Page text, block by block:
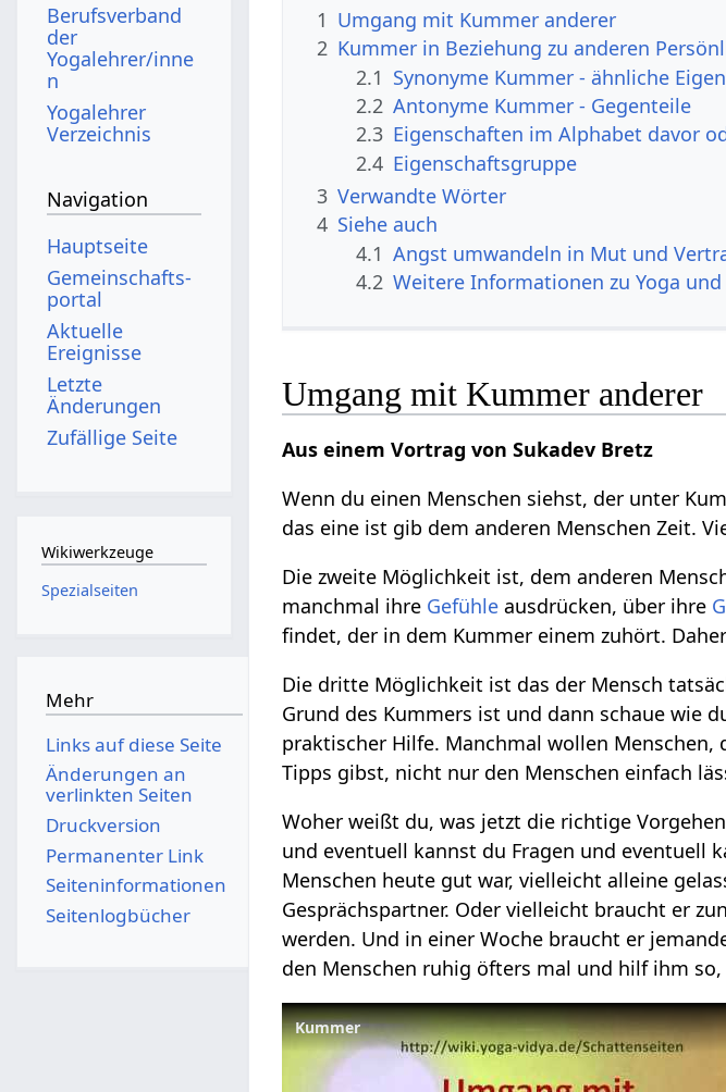
1 Umgang mit Kummer anderer
2 Kummer in Beziehung zu anderen
2.1 Synonyme Kummer - ähnliche
2.2 Antonyme Kummer - Gegenteile
2.3 Eigenschaften im Alphabet davor
2.4 Eigenschaftsgruppe
3 Verwandte Wörter
4 Siehe auch
4.1 Angst umwandeln in Mut und
4.2 Weitere Informationen zu Yoga
Umgang mit Kummer anderer
Aus einem Vortrag von Sukadev Bretz
Wenn du einen Menschen siehst, der unter
das eine ist gib dem anderen Menschen Zeit.
Die zweite Möglichkeit ist, dem anderen
manchmal ihre Gefühle ausdrücken, über ihre
findet, der in dem Kummer einem zuhört.
Die dritte Möglichkeit ist das der Mensch
Grund des Kummers ist und dann schaue wie
praktischer Hilfe. Manchmal wollen
Tipps gibst, nicht nur den Menschen einfach
Woher weißt du, was jetzt die richtige
und eventuell kannst du Fragen und eventuell
Menschen heute gut war, vielleicht alleine
Gesprächspartner. Oder vielleicht braucht er
werden. Und in einer Woche braucht er
den Menschen ruhig öfters mal und hilf ihm
Kummer
Berufsverband
der
Yogalehrer/inne
n
Yogalehrer
Verzeichnis
Navigation
Hauptseite
Gemeinschafts­
portal
Aktuelle
Ereignisse
Letzte
Änderungen
Zufällige Seite
Wikiwerkzeuge
Spezialseiten
Mehr
Links auf diese Seite
Änderungen an
verlinkten Seiten
Druckversion
Permanenter Link
Seiten­­informationen
Seitenlogbücher